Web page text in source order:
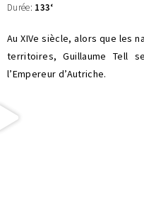
Durée: 133‘
Au XIVe siècle, alors que les
territoires, Guillaume Tell
l’Empereur d’Autriche.